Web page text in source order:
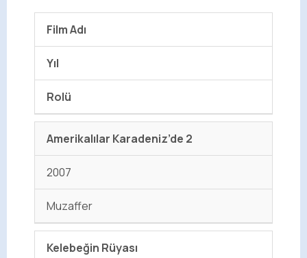
Film Adı
Yıl
Rolü
Amerikalılar Karadeniz’de 2
2007
Muzaffer
Kelebeğin Rüyası